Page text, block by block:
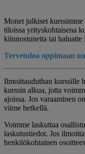
Monet julkiset
tiloissa yrityskohtaisena
kiinnostuneita tai haluatte
Tervetuloa oppimaan
Ilmoittauduthan kurssille
kurssin alkua, jotta
ajoissa. Jos varaaminen
viime hetkellä.
Voimme laskuttaa
laskutustiedot. Jos
henkilökohtainen